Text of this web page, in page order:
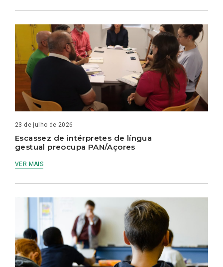
23 de julho de 2026
Escassez de intérpretes de língua
gestual preocupa PAN/Açores
VER MAIS